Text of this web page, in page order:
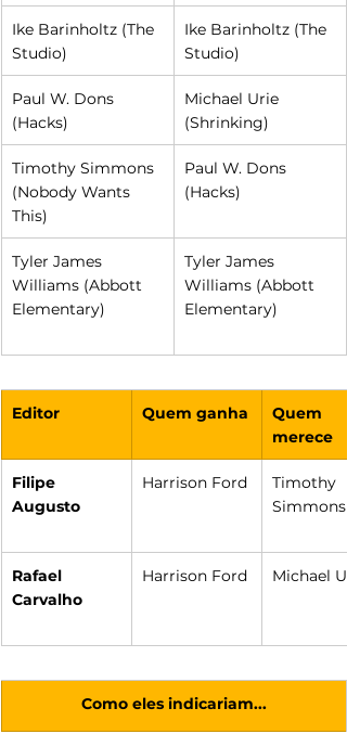
Ike Barinholtz (The
Studio)
Ike Barinholtz (The
Studio)
Paul W. Dons
(Hacks)
Michael Urie
(Shrinking)
Timothy Simmons
(Nobody Wants
This)
Paul W. Dons
(Hacks)
Tyler James
Williams (Abbott
Elementary)
Tyler James
Williams (Abbott
Elementary)
Editor Quem ganha
Quem
merece
Filipe
Augusto
Harrison Ford
Timothy
Simmons
Rafael
Carvalho
Harrison Ford Michael
Como eles indicariam...